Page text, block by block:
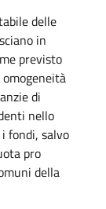
delle
in
previsto
di
nello
fondi, salvo
pro
della